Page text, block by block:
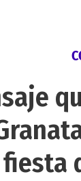
fiesta